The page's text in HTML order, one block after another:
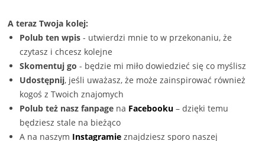
A teraz Twoja kolej:
Polub ten wpis - utwierdzi mnie to w przekonaniu, że
czytasz i chcesz kolejne
Skomentuj go - będzie mi miło dowiedzieć się co myślisz
Udostępnij, jeśli uważasz, że może zainspirować również
kogoś z Twoich znajomych
Polub też nasz fanpage na Facebooku – dzięki temu
będziesz stale na bieżąco
A na naszym Instagramie znajdziesz sporo naszej